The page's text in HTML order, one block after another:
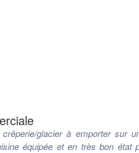
glacier à emporter sur
équipée et en très bon